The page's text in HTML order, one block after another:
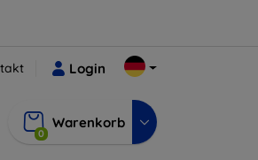
Login
0
Warenkorb